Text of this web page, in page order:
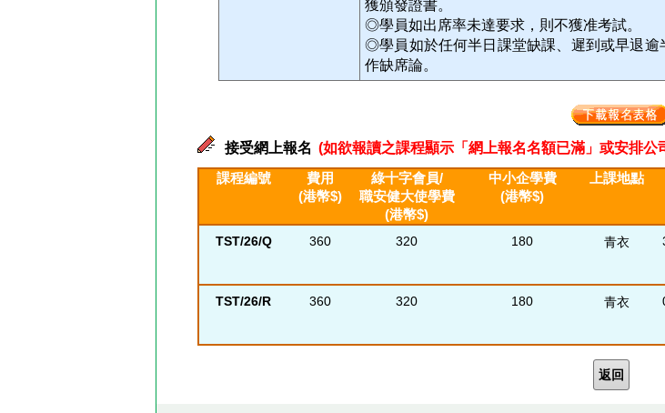
獲頒發證書。
◎學員如出席率未達要求，則不獲准考試。
◎學員如於任何半日課堂缺課、遲到或早退逾
作缺席論。
接受網上報名 (如欲報讀之課程顯示「網上報名名額已滿」或安排
課程編號
費用
(港幣$)
綠十字會員/
職安健大使學費
(港幣$)
中小企學費
(港幣$)
上課地點
TST/26/Q 360 320 180 青衣
TST/26/R 360 320 180 青衣
返回